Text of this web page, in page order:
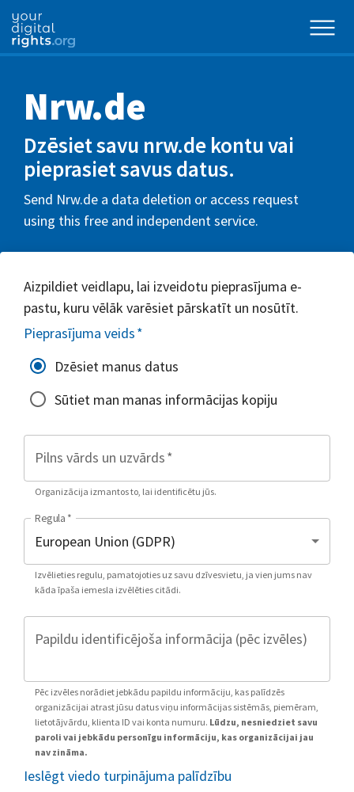
Nrw.de
Dzēsiet savu nrw.de kontu vai
pieprasiet savus datus.
Send Nrw.de a data deletion or access request
using this free and independent service.
Aizpildiet veidlapu, lai izveidotu pieprasījuma e-
pastu, kuru vēlāk varēsiet pārskatīt un nosūtīt.
Pieprasījuma veids*
Dzēsiet manus datus
Sūtiet man manas informācijas kopiju
Pilns vārds un uzvārds*
Organizācija izmantos to, lai identificētu jūs.
Regula *
Izvēlieties regulu, pamatojoties uz savu dzīvesvietu, ja vien jums nav
kāda īpaša iemesla izvēlēties citādi.
Papildu identificējoša informācija (pēc izvēles)
Pēc izvēles norādiet jebkādu papildu informāciju, kas palīdzēs
organizācijai atrast jūsu datus viņu informācijas sistēmās, piemēram,
lietotājvārdu, klienta ID vai konta numuru. Lūdzu, nesniedziet savu
paroli vai jebkādu personīgu informāciju, kas organizācijai jau
nav zināma.
Ieslēgt viedo turpinājuma palīdzību